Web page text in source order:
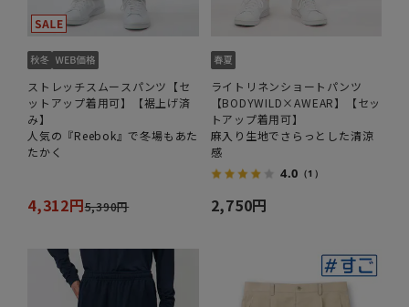
ストレッチスムースパンツ【セ
ットアップ着用可】【裾上げ済
み】
人気の『Reebok』で冬場もあた
たかく
4,312円5,390円
ライトリネンショートパンツ
【BODYWILD×AWEAR】【セッ
トアップ着用可】
麻入り生地でさらっとした清涼
感
4.0 （1）
2,750円